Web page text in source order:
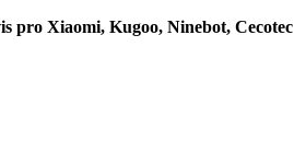
pro Xiaomi, Kugoo, Ninebot, Cecotec